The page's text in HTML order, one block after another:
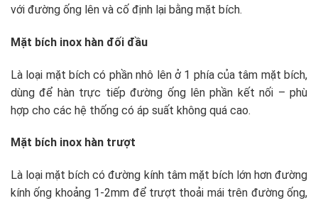
với đường ống lên và cố định lại bằng mặt bích.
Mặt bích inox hàn đối đầu
Là loại mặt bích có phần nhô lên ở 1 phía của tâm mặt bích,
dùng để hàn trực tiếp đường ống lên phần kết nối – phù
hợp cho các hệ thống có áp suất không quá cao.
Mặt bích inox hàn trượt
Là loại mặt bích có đường kính tâm mặt bích lớn hơn đường
kính ống khoảng 1-2mm để trượt thoải mái trên đường ống,